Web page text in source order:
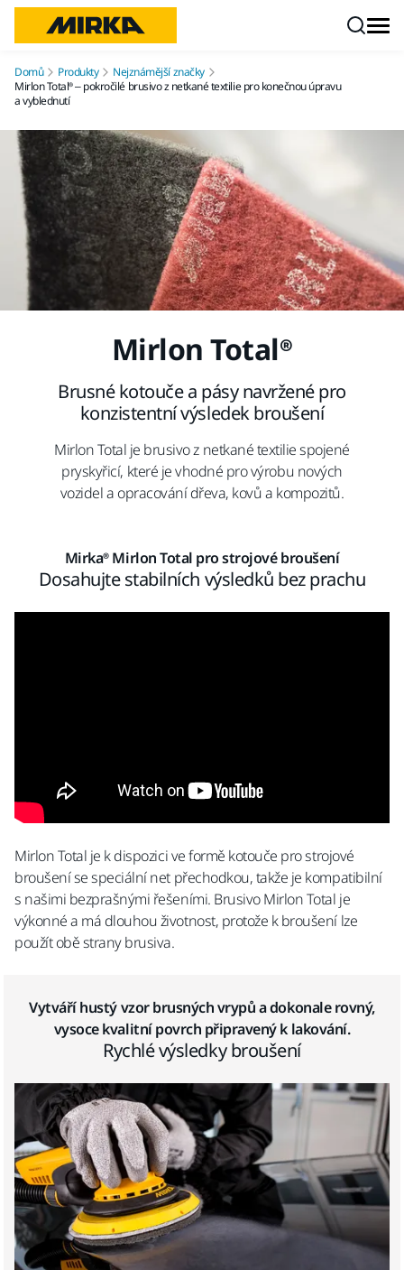
Domů Produkty
Nejznámější značky
Mirlon Total® – pokročilé brusivo z netkané textilie pro konečnou úpravu
a vyblednutí
Mirlon Total®
Brusné kotouče a pásy navržené pro
konzistentní výsledek broušení
Mirlon Total je brusivo z netkané textilie spojené
pryskyřicí, které je vhodné pro výrobu nových
vozidel a opracování dřeva, kovů a kompozitů.
Mirka® Mirlon Total pro strojové broušení
Dosahujte stabilních výsledků bez prachu
Mirlon Total je k dispozici ve formě kotouče pro strojové
broušení se speciální net přechodkou, takže je kompatibilní
s našimi bezprašnými řešeními. Brusivo Mirlon Total je
výkonné a má dlouhou životnost, protože k broušení lze
použít obě strany brusiva.
Vytváří hustý vzor brusných vrypů a dokonale rovný,
vysoce kvalitní povrch připravený k lakování.
Rychlé výsledky broušení